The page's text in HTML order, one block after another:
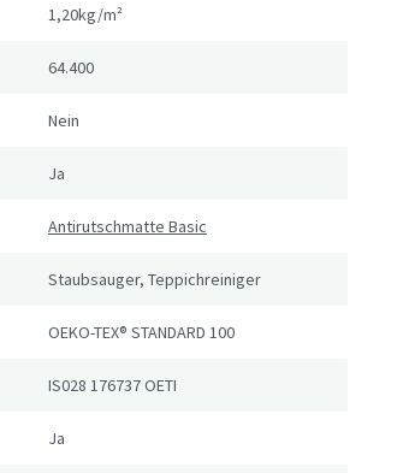
1,20kg/m²
64.400
Nein
Ja
Antirutschmatte Basic
Staubsauger, Teppichreiniger
OEKO-TEX® STANDARD 100
IS028 176737 OETI
Ja